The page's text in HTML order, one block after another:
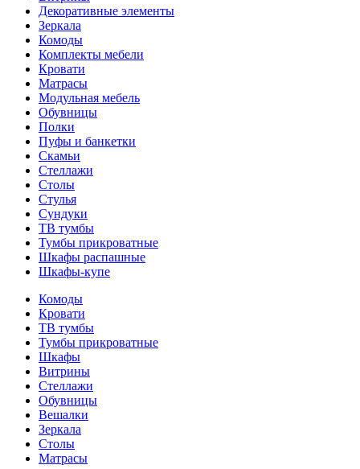
Декоративные элементы
Зеркала
Комоды
Комплекты мебели
Кровати
Матрасы
Модульная мебель
Обувницы
Полки
Пуфы и банкетки
Скамьи
Стеллажи
Столы
Стулья
Сундуки
ТВ тумбы
Тумбы прикроватные
Шкафы распашные
Шкафы-купе
Комоды
Кровати
ТВ тумбы
Тумбы прикроватные
Шкафы
Витрины
Стеллажи
Обувницы
Вешалки
Зеркала
Столы
Матрасы